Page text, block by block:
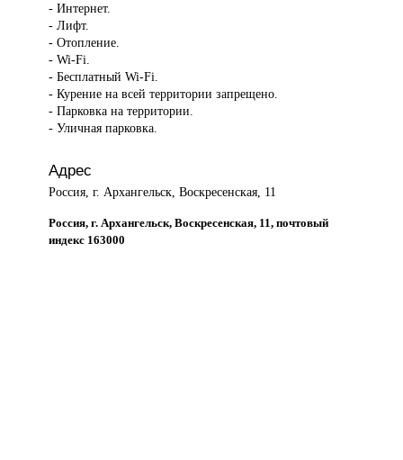
- Интернет.
- Лифт.
- Отопление.
- Wi-Fi.
- Бесплатный Wi-Fi.
- Курение на всей территории запрещено.
- Парковка на территории.
- Уличная парковка.
Адрес
Россия, г. Архангельск, Воскресенская, 11
Россия, г. Архангельск, Воскресенская, 11, почтовый
индекс 163000